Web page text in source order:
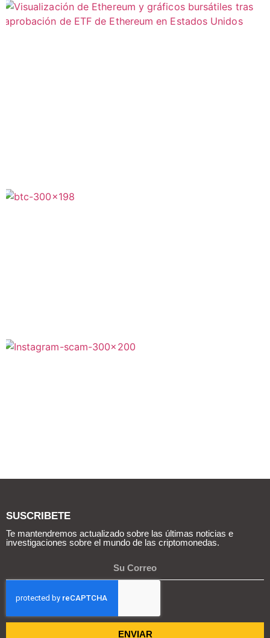
SUSCRIBETE
Te mantendremos actualizado sobre las últimas noticias e
investigaciones sobre el mundo de las criptomonedas.
ENVIAR